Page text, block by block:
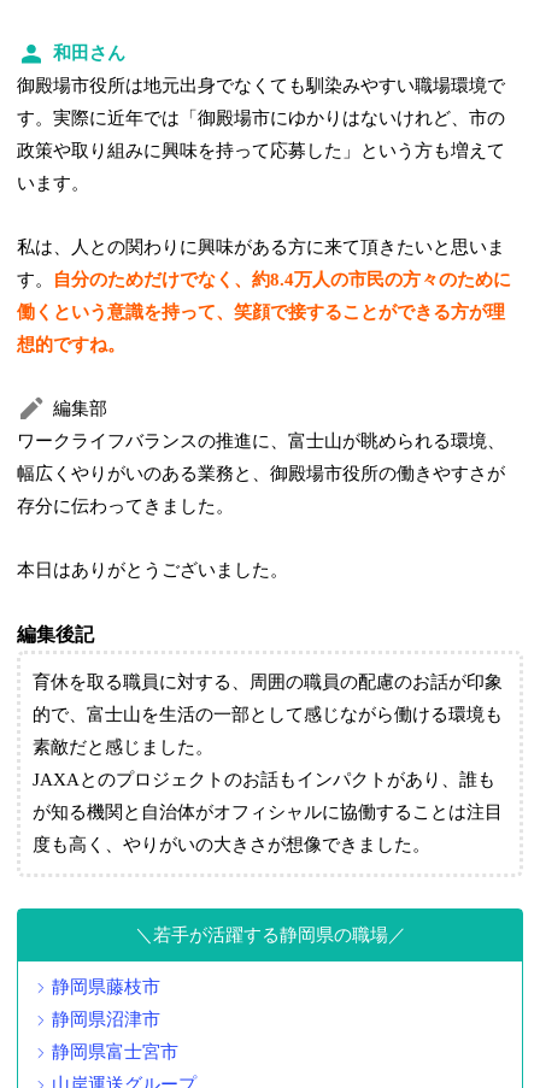
和田さん
御殿場市役所は地元出身でなくても馴染みやすい職場環境で
す。実際に近年では「御殿場市にゆかりはないけれど、市の
政策や取り組みに興味を持って応募した」という方も増えて
います。
私は、人との関わりに興味がある方に来て頂きたいと思いま
す。
自分のためだけでなく、約8.4万人の市民の方々のために
働くという意識を持って、笑顔で接することができる方が理
想的ですね。
編集部
ワークライフバランスの推進に、富士山が眺められる環境、
幅広くやりがいのある業務と、御殿場市役所の働きやすさが
存分に伝わってきました。
本日はありがとうございました。
編集後記
育休を取る職員に対する、周囲の職員の配慮のお話が印象
的で、富士山を生活の一部として感じながら働ける環境も
素敵だと感じました。
JAXAとのプロジェクトのお話もインパクトがあり、誰も
が知る機関と自治体がオフィシャルに協働することは注目
度も高く、やりがいの大きさが想像できました。
若手が活躍する静岡県の職場
静岡県藤枝市
静岡県沼津市
静岡県富士宮市
山岸運送グループ